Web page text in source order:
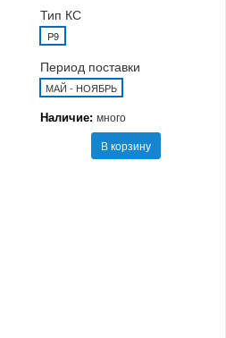
Тип КС
P9
Период поставки
МАЙ - НОЯБРЬ
Наличие: много
В корзину